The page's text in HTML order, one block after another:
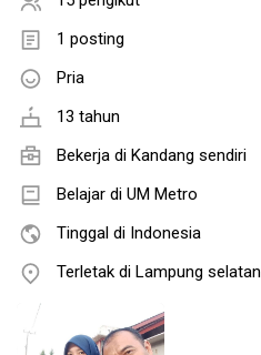
1 posting
Pria
13 tahun
Bekerja di Kandang sendiri
Belajar di UM Metro
Tinggal di Indonesia
Terletak di Lampung selatan